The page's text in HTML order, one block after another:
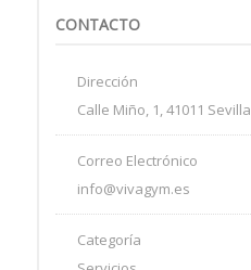
CONTACTO
Dirección
Calle Miño, 1, 41011 Sevilla
Correo Electrónico
info@vivagym.es
Categoría